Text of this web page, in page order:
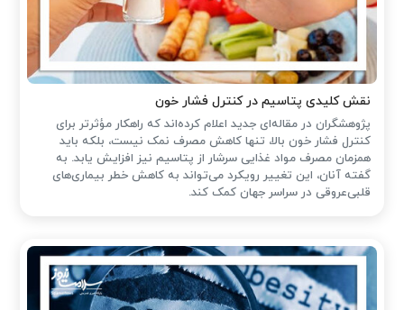
نقش کلیدی پتاسیم در کنترل فشار خون
پژوهشگران در مقاله‌ای جدید اعلام کرده‌اند که راهکار مؤثرتر برای
کنترل فشار خون بالا، تنها کاهش مصرف نمک نیست، بلکه باید
همزمان مصرف مواد غذایی سرشار از پتاسیم نیز افزایش یابد. به
گفته آنان، این تغییر رویکرد می‌تواند به کاهش خطر بیماری‌های
قلبی‌عروقی در سراسر جهان کمک کند.